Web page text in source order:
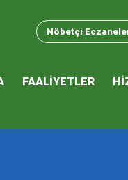
Nöbetçi
FAALİYETLER